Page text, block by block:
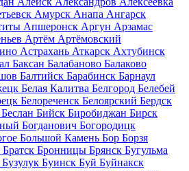
Амурск Анапа Ангарск
Апшеронск Аргун Арзамас
Артём Артёмовский
Астрахань Аткарск Ахтубинск
Баксан Балабаново Балаково
Балтийск Барабинск Барнаул
Белая Калитва Белгород Белебей
Белореченск Белоярский Бердск
Беслан Бийск Биробиджан Бирск
Богданович Богородицк
Большой Камень Бор Борзя
Братск Бронницы Брянск Бугульма
Бузулук Буинск Буй Буйнакск